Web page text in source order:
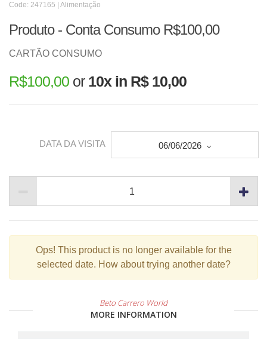
Code: 247165 | Alimentação
Produto - Conta Consumo R$100,00
CARTÃO CONSUMO
R$100,00 or 10x in R$ 10,00
DATA DA VISITA 06/06/2026
Ops! This product is no longer available for the
selected date. How about trying another date?
Beto Carrero World
MORE INFORMATION